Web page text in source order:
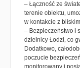
– Łączność ze
terenie obiektu,
w kontakcie z
– Bezpieczeństwo i
dzielnicy Łodzi, co
Dodatkowo,
poczucie
monitorowany i